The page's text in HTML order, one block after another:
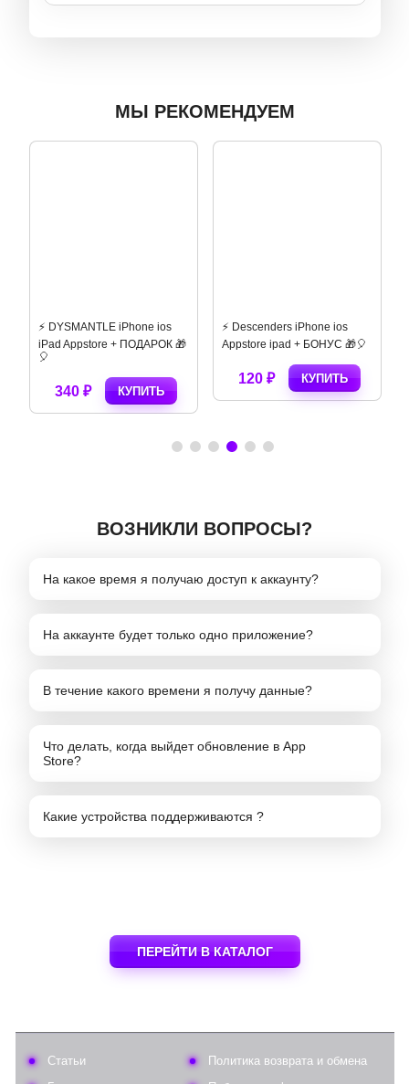
МЫ РЕКОМЕНДУЕМ
⚡️ DYSMANTLE iPhone ios
iPad Appstore + ПОДАРОК 🎁
🎈
340 ₽ КУПИТЬ
⚡️ Descenders iPhone ios
Appstore ipad + БОНУС 🎁🎈
120 ₽ КУПИТЬ
ВОЗНИКЛИ ВОПРОСЫ?
На какое время я получаю доступ к аккаунту?
На аккаунте будет только одно приложение?
В течение какого времени я получу данные?
Что делать, когда выйдет обновление в App
Store?
Какие устройства поддерживаются ?
ПЕРЕЙТИ В КАТАЛОГ
Статьи
Политика возврата и обмена